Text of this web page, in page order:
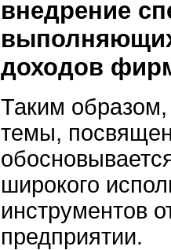
внедрение
доходов
Таким
темы,
широкого
инструментов
предприятии.